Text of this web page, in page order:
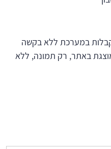
במערכת ללא בקשה
באתר, רק תמונה, ללא